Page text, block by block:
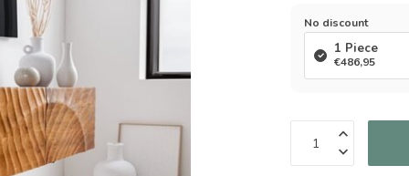
No discount
1 Piece
€486,95